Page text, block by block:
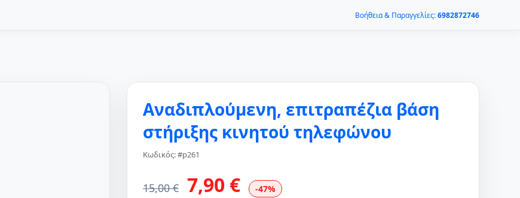
Βοήθεια & Παραγγελίες:6982872746
Αναδιπλούμενη, επιτραπέζια βάση
στήριξης κινητού τηλεφώνου
Κωδικός: #p261
15,00 € 7,90 € -47%